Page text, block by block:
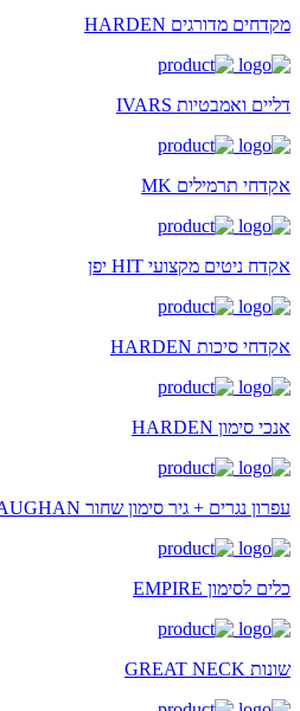
מקדחים מדורגים HARDEN
דליים ואמבטיות IVARS
אקדחי תרמילים MK
אקדח ניטים מקצועי HIT יפן
אקדחי סיכות HARDEN
אנכי סימון HARDEN
עפרון נגרים + גיר סימון שחור VAUGHAN
כלים לסימון EMPIRE
שונות GREAT NECK